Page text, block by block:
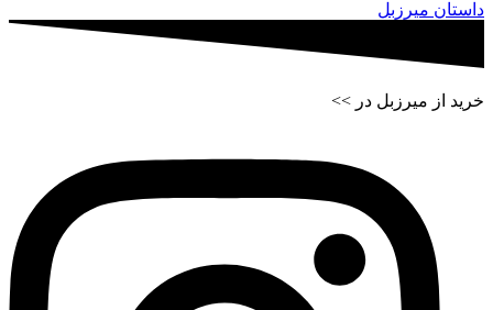
داستان میرزبل
خرید از میرزبل در >>